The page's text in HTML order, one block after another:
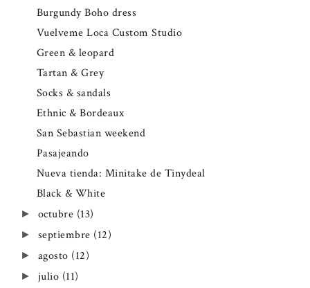
Burgundy Boho dress
Vuelveme Loca Custom Studio
Green & leopard
Tartan & Grey
Socks & sandals
Ethnic & Bordeaux
San Sebastian weekend
Pasajeando
Nueva tienda: Minitake de Tinydeal
Black & White
► octubre (13)
► septiembre (12)
► agosto (12)
► julio (11)